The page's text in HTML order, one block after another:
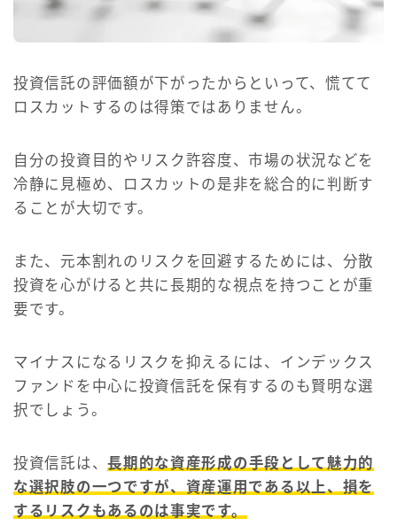
投資信託の評価額が下がったからといって、慌てて
ロスカットするのは得策ではありません。
自分の投資目的やリスク許容度、市場の状況などを
冷静に見極め、ロスカットの是非を総合的に判断す
ることが大切です。
また、元本割れのリスクを回避するためには、分散
投資を心がけると共に長期的な視点を持つことが重
要です。
マイナスになるリスクを抑えるには、インデックス
ファンドを中心に投資信託を保有するのも賢明な選
択でしょう。
投資信託は、長期的な資産形成の手段として魅力的
な選択肢の一つですが、資産運用である以上、損を
するリスクもあるのは事実です。